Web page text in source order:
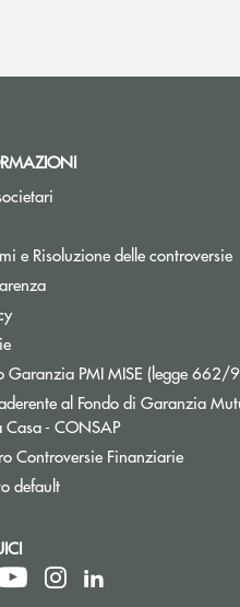
e Risoluzione delle controversie
Garanzia PMI MISE (legge 662/
al Fondo di Garanzia
Casa - CONSAPApre una nuova
Controversie FinanziarieApre
default